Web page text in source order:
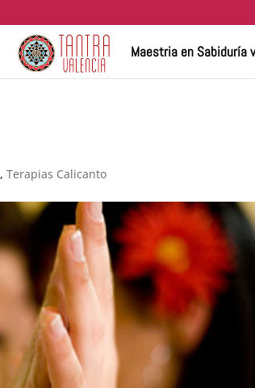
Maestria en Sabiduría
,Terapias Calicanto